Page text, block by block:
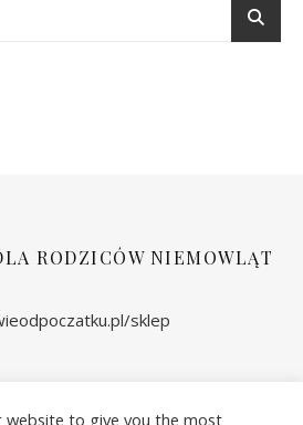
RODZICÓW NIEMOWLĄT
sklep
website to give you the most